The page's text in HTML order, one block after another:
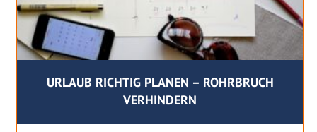
URLAUB RICHTIG PLANEN – ROHRBRUCH
VERHINDERN